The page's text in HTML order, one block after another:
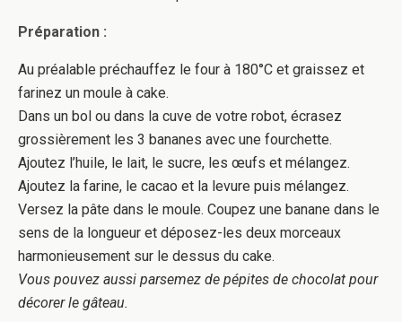
Préparation :
Au préalable préchauffez le four à 180°C et graissez et
farinez un moule à cake.
Dans un bol ou dans la cuve de votre robot, écrasez
grossièrement les 3 bananes avec une fourchette.
Ajoutez l’huile, le lait, le sucre, les œufs et mélangez.
Ajoutez la farine, le cacao et la levure puis mélangez.
Versez la pâte dans le moule. Coupez une banane dans le
sens de la longueur et déposez-les deux morceaux
harmonieusement sur le dessus du cake.
Vous pouvez aussi parsemez de pépites de chocolat pour
décorer le gâteau.